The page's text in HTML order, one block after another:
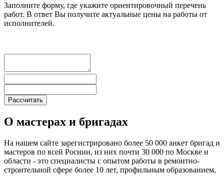
Заполните форму, где укажите ориентировочный перечень
работ. В ответ Вы получите актуальные цены на работы от
исполнителей.
О мастерах и бригадах
На нашем сайте зарегистрировано более 50 000 анкет бригад и
мастеров по всей Росиии, из них почти 30 000 по Москве и
области - это специалисты с опытом работы в ремонтно-
строительной сфере более 10 лет, профильным образованием,